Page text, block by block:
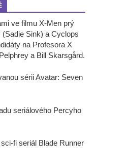
ve filmu X-Men prý
(Sadie Sink) a Cyclops
na Profesora X
a Bill Skarsgård.
sérii Avatar: Seven
seriálového Percyho
sci-fi seriál Blade Runner